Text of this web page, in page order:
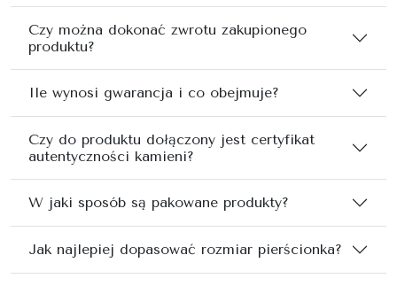
Czy można dokonać zwrotu zakupionego
produktu?
Ile wynosi gwarancja i co obejmuje?
Czy do produktu dołączony jest certyfikat
autentyczności kamieni?
W jaki sposób są pakowane produkty?
Jak najlepiej dopasować rozmiar pierścionka?